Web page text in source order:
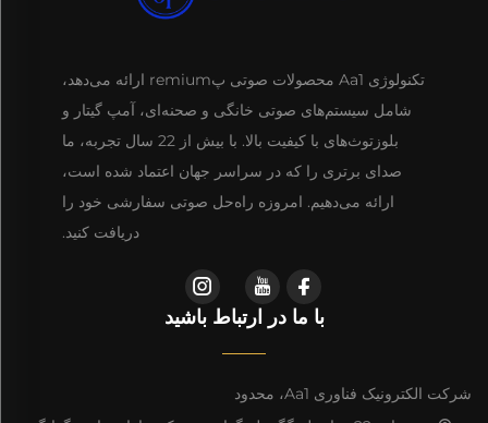
تکنولوژی Aa1 محصولات صوتی پremium ارائه می‌دهد،
شامل سیستم‌های صوتی خانگی و صحنه‌ای، آمپ گیتار و
بلوزتوث‌های با کیفیت بالا. با بیش از 22 سال تجربه، ما
صدای برتری را که در سراسر جهان اعتماد شده است،
ارائه می‌دهیم. امروزه راه‌حل صوتی سفارشی خود را
دریافت کنید.
با ما در ارتباط باشید
شرکت الکترونیک فناوری Aa1، محدود